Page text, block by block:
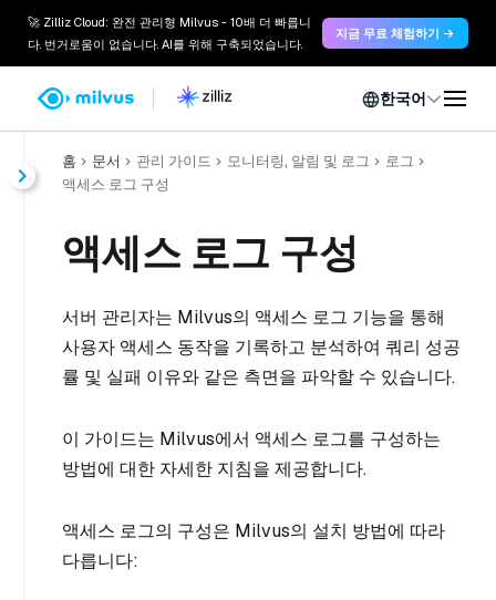
🚀 Zilliz Cloud: 완전 관리형 Milvus - 10배 더 빠릅니
다. 번거로움이 없습니다. AI를 위해 구축되었습니다.
지금 무료 체험하기 →
한국어
홈 문서 관리 가이드 모니터링, 알림 및 로그
로그
액세스 로그 구성
액세스 로그 구성
서버 관리자는 Milvus의 액세스 로그 기능을 통해
사용자 액세스 동작을 기록하고 분석하여 쿼리 성공
률 및 실패 이유와 같은 측면을 파악할 수 있습니다.
이 가이드는 Milvus에서 액세스 로그를 구성하는
방법에 대한 자세한 지침을 제공합니다.
액세스 로그의 구성은 Milvus의 설치 방법에 따라
다릅니다: